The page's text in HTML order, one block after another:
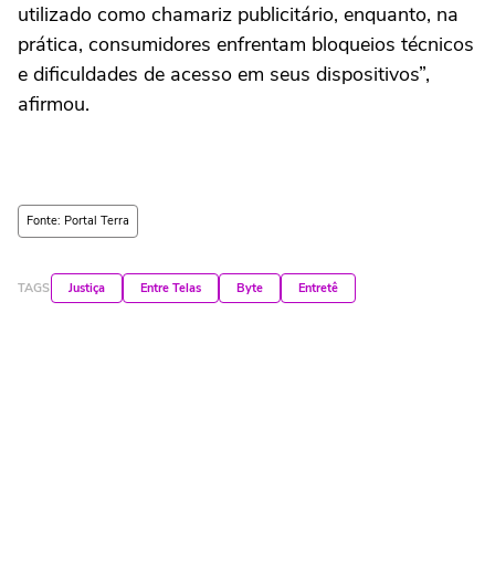
utilizado como chamariz publicitário, enquanto, na
prática, consumidores enfrentam bloqueios técnicos
e dificuldades de acesso em seus dispositivos”,
afirmou.
Fonte: Portal Terra
TAGS Justiça Entre Telas Byte Entretê